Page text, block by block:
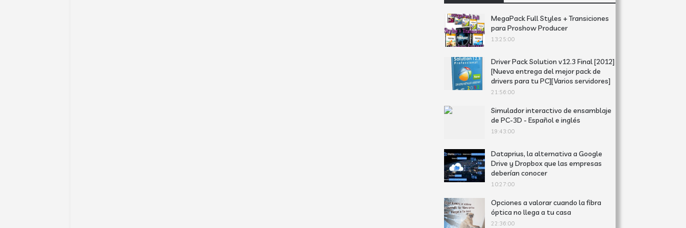
MegaPack Full Styles + Transiciones
para Proshow Producer
13:25:00
Driver Pack Solution v12.3 Final [2012]
[Nueva entrega del mejor pack de
drivers para tu PC][Varios servidores]
21:56:00
Simulador interactivo de ensamblaje
de PC-3D - Español e inglés
19:43:00
Dataprius, la alternativa a Google
Drive y Dropbox que las empresas
deberían conocer
10:27:00
Opciones a valorar cuando la fibra
óptica no llega a tu casa
22:36:00